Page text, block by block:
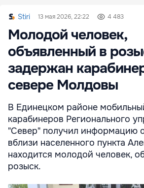
Stiri 13 мая 2026, 22:22 4 483
Молодой человек,
объявленный в
задержан
севере Молдовы
В Единецком районе
карабинеров Регионального
"Север" получил информацию
вблизи населенного пункта
находится молодой человек,
розыск.